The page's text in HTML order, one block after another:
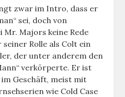
zwar im Intro, dass er
sei, doch von
Mr. Majors keine Rede
Rolle als Colt ein
der unter anderem den
verkörperte. Er ist
Geschäft, meist mit
wie Cold Case